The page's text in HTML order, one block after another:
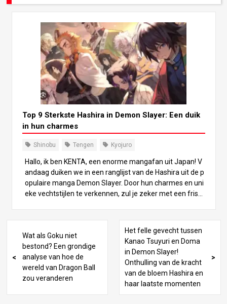
Top 9 Sterkste Hashira in Demon Slayer: Een duik
in hun charmes
Shinobu Tengen Kyojuro
Hallo, ik ben KENTA, een enorme mangafan uit Japan! V
andaag duiken we in een ranglijst van de Hashira uit de p
opulaire manga Demon Slayer. Door hun charmes en uni
eke vechtstijlen te verkennen, zul je zeker met een friss
Hashira. Hoewel ze kleiner is dan andere Hashira, maakt
ze dat goed met haar snelle bewegingen en unieke gifte
chnieken. In de Natagumo Mountain arc toont ze haar kr
acht door de Lower Moon demon Rui te verslaan. Haar gi
f is speciaal en kan demonen aantasten, maar het is ma
ar beperkt effectief tegen Bovenmaan demonen. Het w
Wat als Goku niet
bestond? Een grondige
analyse van hoe de
wereld van Dragon Ball
zou veranderen
Het felle gevecht tussen
Kanao Tsuyuri en Doma
in Demon Slayer!
Onthulling van de kracht
van de bloem Hashira en
haar laatste momenten